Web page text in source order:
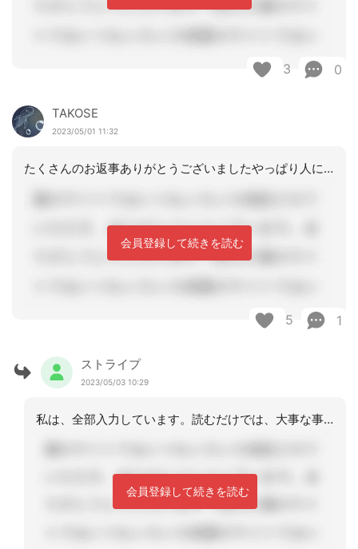
3 0
TAKOSE
2023/05/01 11:32
たくさんのお返事ありがとうございましたやっぱり人によって違うものですね今まで通り
会員登録して続きを読む
5 1
ストライプ
2023/05/03 10:29
私は、全部入力しています。読むだけでは、大事な事も頭に入らないから。あと、事業所
会員登録して続きを読む